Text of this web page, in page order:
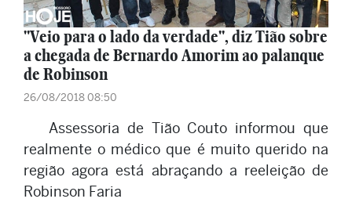
"Veio para o lado da verdade", diz Tião sobre
a chegada de Bernardo Amorim ao palanque
de Robinson
26/08/2018 08:50
Assessoria de Tião Couto informou que
realmente o médico que é muito querido na
região agora está abraçando a reeleição de
Robinson Faria